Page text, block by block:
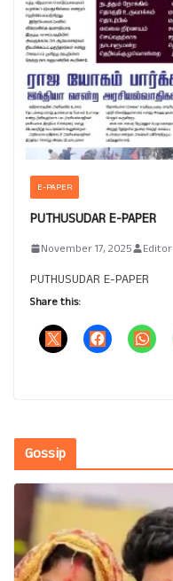
E-PAPER
PUTHUSUDAR E-PAPER
November 17, 2025 Editor
PUTHUSUDAR E-PAPER
Share this:
Gossip